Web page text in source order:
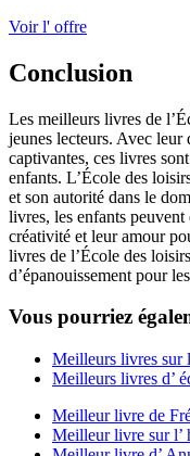
Voir l' offre
Conclusion
Les meilleurs livres de
jeunes lecteurs. Avec leur
captivantes, ces livres
enfants. L’École des
et son autorité dans le
livres, les enfants
créativité et leur amour
livres de l’École des
d’épanouissement pour
Vous pourriez
Meilleurs livres sur
Meilleurs livres d’
Meilleur livre de
Meilleur livre sur l’